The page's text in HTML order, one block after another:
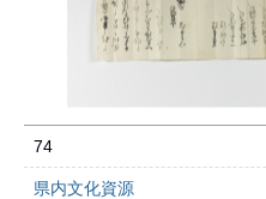
74
県内文化資源